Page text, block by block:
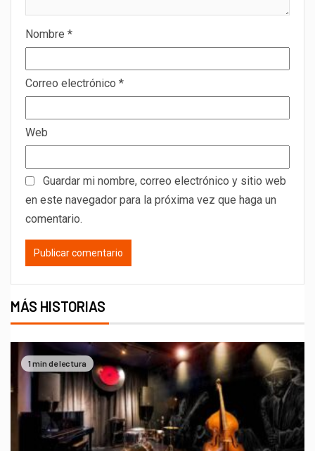
Nombre *
Correo electrónico *
Web
Guardar mi nombre, correo electrónico y sitio web
en este navegador para la próxima vez que haga un
comentario.
MÁS HISTORIAS
1 min de lectura